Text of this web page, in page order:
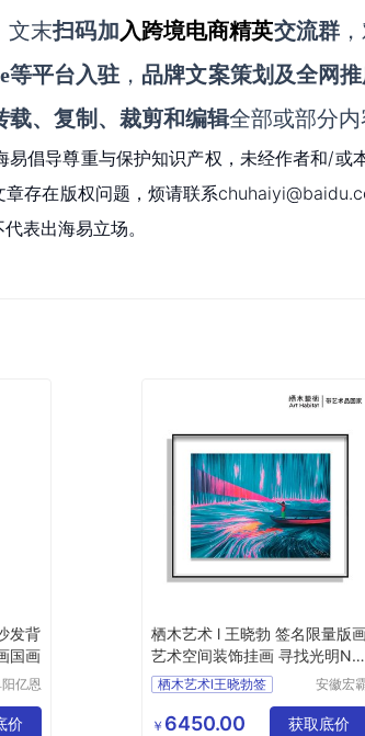
文末扫码加入跨境电商精英交流群
等平台入驻 ， 品牌文案策划及全网
载、复制、裁剪和编辑全部或部分
倡导尊重与保护知识产权，未经作者和/或
存在版权问题，烦请联系
表出海易立场。
发背
国画
亿恩
公司
价
栖木艺术 l 王晓勃 签名限量版
艺术空间装饰挂画 寻找光明
3栖木艺术l王晓勃签
安徽宏
有限公
￥ 6450.00 获取底价